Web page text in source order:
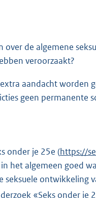
over de algemene
veroorzaakt?
aandacht worden
geen permanente
onder je 25e (E
x
t
e
https://
het algemeen goed
seksuele ontwikkeling
«Seks onder je